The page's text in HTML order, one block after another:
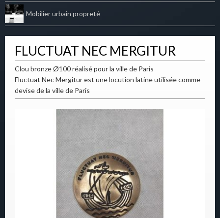
Mobilier urbain propreté
FLUCTUAT NEC MERGITUR
Clou bronze Ø100 réalisé pour la ville de Paris
Fluctuat Nec Mergitur est une locution latine utilisée comme
devise de la ville de Paris